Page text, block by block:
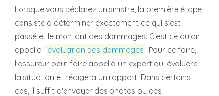
Lorsque vous déclarez un sinistre, la première étape
consiste à déterminer exactement ce qui s'est
passé et le montant des dommages. C'est ce qu'on
appelle l' évaluation des dommages . Pour ce faire,
l'assureur peut faire appel à un expert qui évaluera
la situation et rédigera un rapport. Dans certains
cas, il suffit d'envoyer des photos ou des